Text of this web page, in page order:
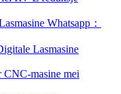
Whatsapp：
Lasmasine
CNC-masine mei